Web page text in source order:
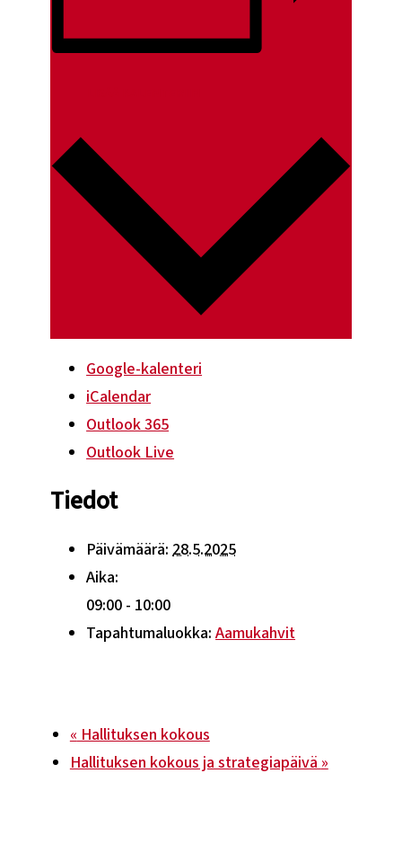
Google-kalenteri
iCalendar
Outlook 365
Outlook Live
Tiedot
Päivämäärä:28.5.2025
Aika:
09:00 - 10:00
Tapahtumaluokka:Aamukahvit
« Hallituksen kokous
Hallituksen kokous ja strategiapäivä »